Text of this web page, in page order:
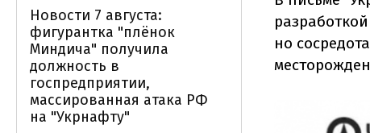
но
Новости 7 августа:
фигурантка "плёнок
Миндича" получила
должность в
госпредприятии,
массированная атака РФ
на "Укрнафту"